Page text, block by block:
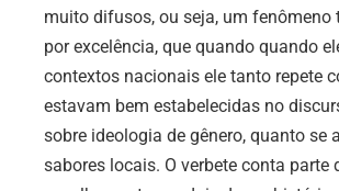
muito difusos, ou seja, um fenômeno
por excelência, que quando quando
contextos nacionais ele tanto repete
estavam bem estabelecidas no
sobre ideologia de gênero, quanto se
sabores locais. O verbete conta parte